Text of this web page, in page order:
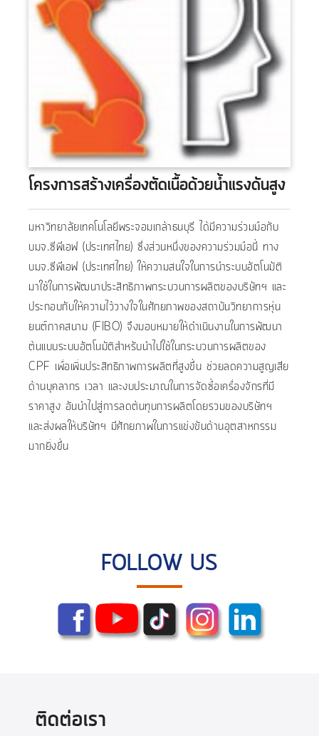
โครงการสร้างเครื่องตัดเนื้อด้วยน้ำแรงดันสูง
มหาวิทยาลัยเทคโนโลยีพระจอมเกล้าธนบุรี ได้มีความร่วมมือกับ
บมจ.ซีพีเอฟ (ประเทศไทย) ซึ่งส่วนหนึ่งของความร่วมมือนี้ ทาง
บมจ.ซีพีเอฟ (ประเทศไทย) ให้ความสนใจในการนำระบบอัตโนมัติ
มาใช้ในการพัฒนาประสิทธิภาพกระบวนการผลิตของบริษัทฯ และ
ประกอบกับให้ความไว้วางใจในศักยภาพของสถาบันวิทยาการหุ่น
ยนต์ภาคสนาม (FIBO) จึงมอบหมายให้ดำเนินงานในการพัฒนา
ต้นแบบระบบอัตโนมัติสำหรับนำไปใช้ในกระบวนการผลิตของ
CPF เพื่อเพิ่มประสิทธิภาพการผลิตที่สูงขึ้น ช่วยลดความสูญเสีย
ด้านบุคลากร เวลา และงบประมาณในการจัดซื้อเครื่องจักรที่มี
ราคาสูง อันนำไปสู่การลดต้นทุนการผลิตโดยรวมของบริษัทฯ
และส่งผลให้บริษัทฯ มีศักยภาพในการแข่งขันด้านอุตสาหกรรม
มากยิ่งขึ้น
FOLLOW US
ติดต่อเรา